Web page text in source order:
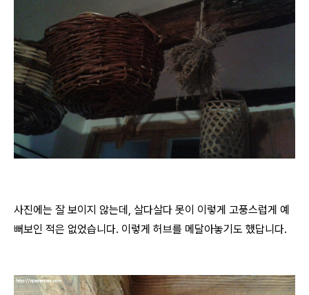
사진에는 잘 보이지 않는데, 살다살다 못이 이렇게 고풍스럽게 예
뻐보인 적은 없었습니다. 이렇게 허브를 메달아놓기도 했답니다.